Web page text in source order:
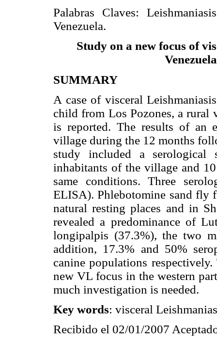
Palabras Claves:
Venezuela.
Study on a new focus of
SUMMARY
A case of visceral
child from Los Pozones, a rural
is reported. The results of an
village during the 12 months
study included a
inhabitants of the village and
same conditions. Three
ELISA). Phlebotomine sand fly
natural resting places and in
revealed a predominance of
longipalpis (37.3%), the two
addition, 17.3% and 50%
canine populations
new VL focus in the western
much investigation is needed.
Key words: visceral
Recibido el 02/01/2007